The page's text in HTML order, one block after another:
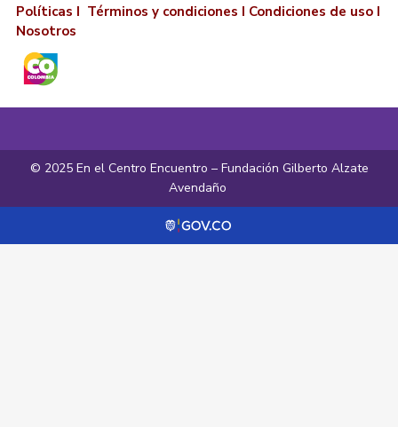
Políticas I Términos y condiciones I Condiciones de uso I
Nosotros
© 2025 En el Centro Encuentro – Fundación Gilberto Alzate
Avendaño